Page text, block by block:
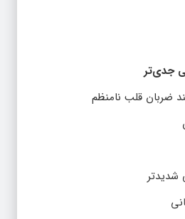
جدی‌تر
ضربان قلب نامنظم
شدیدتر